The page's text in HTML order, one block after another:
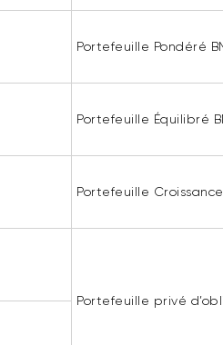
Portefeuille Pondéré
Portefeuille Équilibré
Portefeuille Croissance
Portefeuille privé